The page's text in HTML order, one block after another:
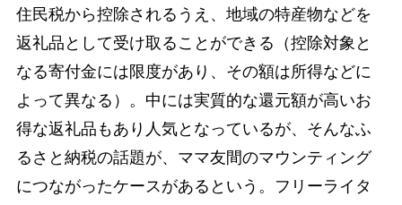
住民税から控除されるうえ、地域の特産物などを
返礼品として受け取ることができる（控除対象と
なる寄付金には限度があり、その額は所得などに
よって異なる）。中には実質的な還元額が高いお
得な返礼品もあり人気となっているが、そんなふ
るさと納税の話題が、ママ友間のマウンティング
につながったケースがあるという。フリーライタ